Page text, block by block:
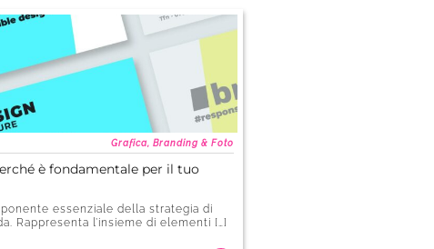
Grafica, Branding & Foto
è fondamentale per il tuo
essenziale della strategia di
Rappresenta l’insieme di elementi […]